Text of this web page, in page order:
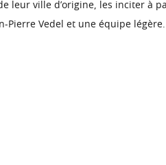
leur ville d’origine, les inciter à
Pierre Vedel et une équipe légère.